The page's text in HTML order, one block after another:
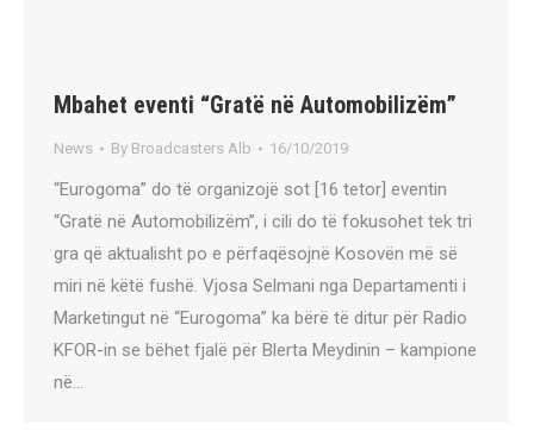
Mbahet eventi “Gratë në Automobilizëm”
News By Broadcasters Alb 16/10/2019
“Eurogoma” do të organizojë sot [16 tetor] eventin
“Gratë në Automobilizëm”, i cili do të fokusohet tek tri
gra që aktualisht po e përfaqësojnë Kosovën më së
miri në këtë fushë. Vjosa Selmani nga Departamenti i
Marketingut në “Eurogoma” ka bërë të ditur për Radio
KFOR-in se bëhet fjalë për Blerta Meydinin – kampione
në…